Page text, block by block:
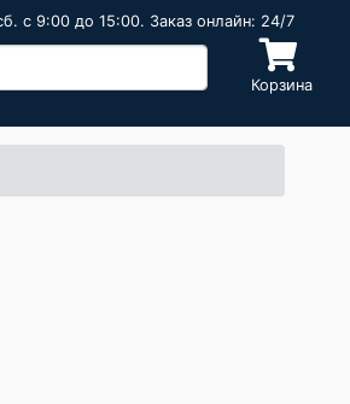
c 9:00 до 15:00. Заказ онлайн: 24/7
Корзина